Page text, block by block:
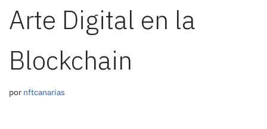
Arte Digital en la
Blockchain
por nftcanarias